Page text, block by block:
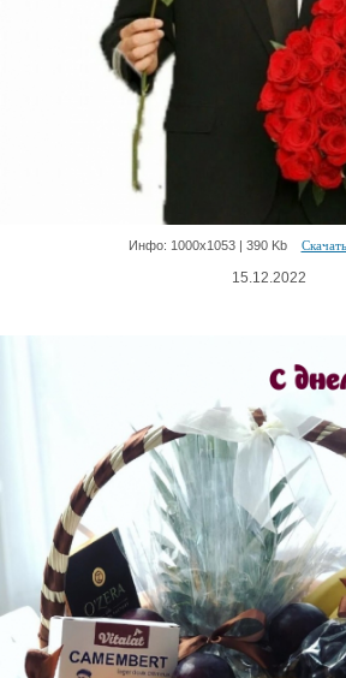
Инфо: 1000х1053 | 390 Kb
15.12.2022